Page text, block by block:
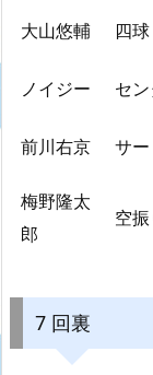
大山悠輔 四球
ノイジー セ
前川右京 サ
梅野隆太
郎
空
7 回裏